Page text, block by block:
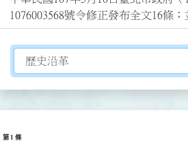
1076003568號令修正發布全文16條
切換選擇法規資訊內容
第 1 條